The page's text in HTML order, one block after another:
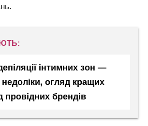
інтимних зон —
недоліки, огляд кращих
провідних брендів